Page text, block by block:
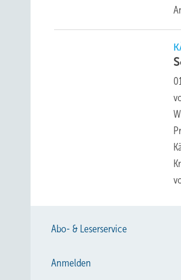
Abo- & Leserservice
Anmelden